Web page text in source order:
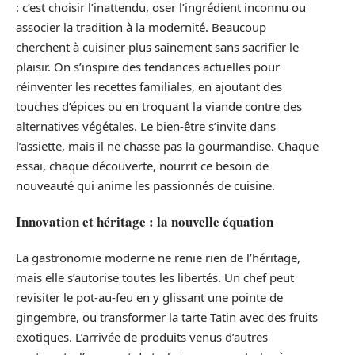
: c’est choisir l’inattendu, oser l’ingrédient inconnu ou
associer la tradition à la modernité. Beaucoup
cherchent à cuisiner plus sainement sans sacrifier le
plaisir. On s’inspire des tendances actuelles pour
réinventer les recettes familiales, en ajoutant des
touches d’épices ou en troquant la viande contre des
alternatives végétales. Le bien-être s’invite dans
l’assiette, mais il ne chasse pas la gourmandise. Chaque
essai, chaque découverte, nourrit ce besoin de
nouveauté qui anime les passionnés de cuisine.
Innovation et héritage : la nouvelle équation
La gastronomie moderne ne renie rien de l’héritage,
mais elle s’autorise toutes les libertés. Un chef peut
revisiter le pot-au-feu en y glissant une pointe de
gingembre, ou transformer la tarte Tatin avec des fruits
exotiques. L’arrivée de produits venus d’autres